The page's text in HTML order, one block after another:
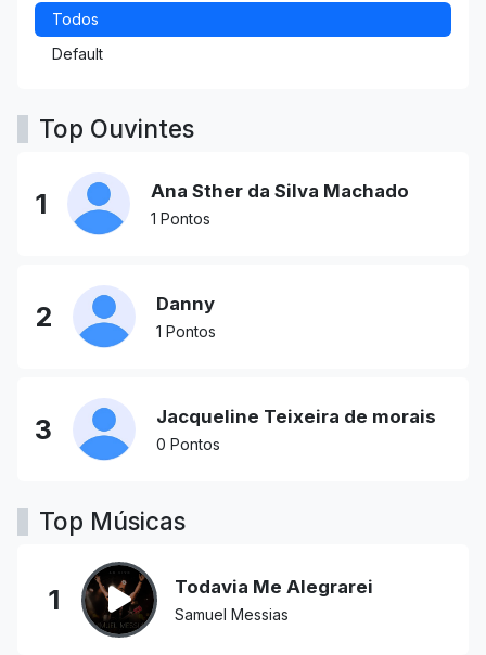
Todos
Default
Top Ouvintes
1 Ana Sther da Silva Machado
1 Pontos
2 Danny
1 Pontos
3 Jacqueline Teixeira de morais
0 Pontos
Top Músicas
1 Todavia Me Alegrarei
Samuel Messias